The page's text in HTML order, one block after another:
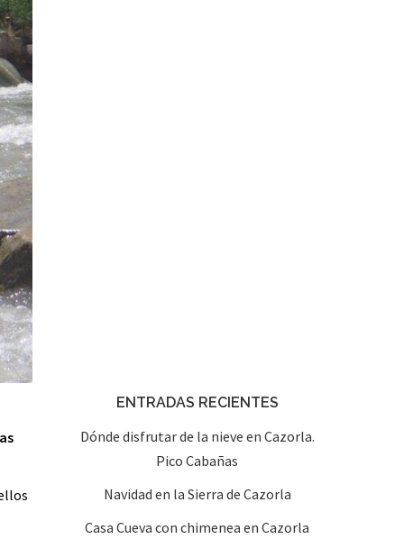
ENTRADAS RECIENTES
Dónde disfrutar de la nieve en Cazorla.
Pico Cabañas
Navidad en la Sierra de Cazorla
Casa Cueva con chimenea en Cazorla